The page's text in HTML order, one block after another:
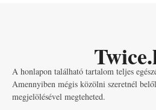
A honlapon található tartalom teljes
Amennyiben mégis közölni szeretnél
megjelölésével megteheted.